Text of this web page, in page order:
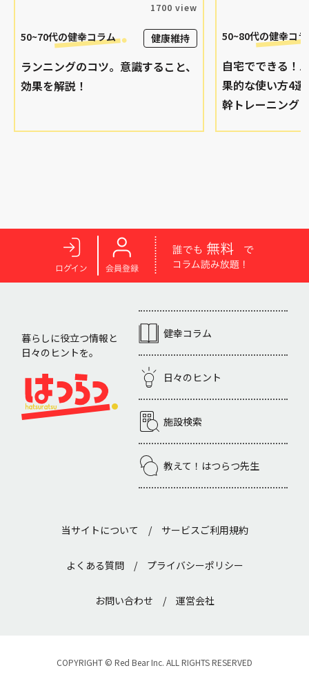
1700 view
50~70代の健幸コラム 健康維持
ランニングのコツ。意識すること、
効果を解説！
50~80代の健幸コ
自宅でできる！
果的な使い方4
幹トレーニング
暮らしに役立つ情報と
日々のヒントを。
健幸コラム
日々のヒント
施設検索
教えて！はつらつ先生
当サイトについて / サービスご利用規約
よくある質問/ プライバシーポリシー
お問い合わせ / 運営会社
COPYRIGHT © Red Bear Inc. ALL RIGHTS RESERVED